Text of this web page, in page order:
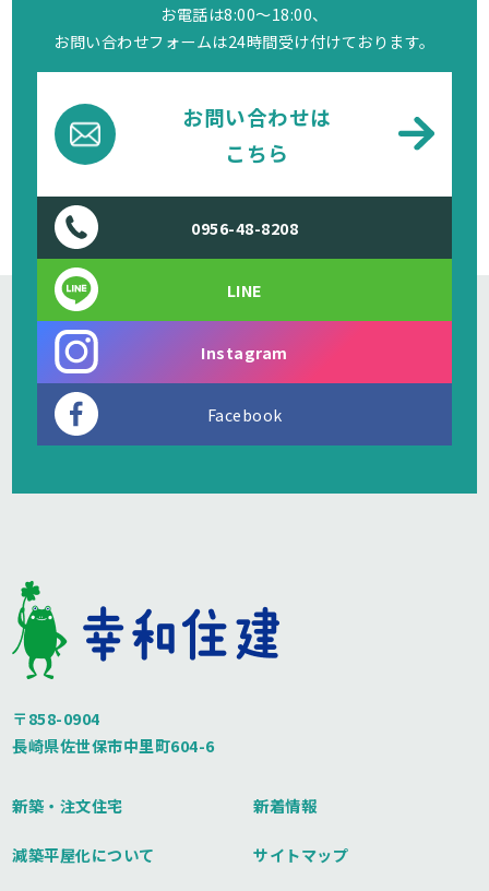
お電話は8:00～18:00、
お問い合わせフォームは24時間受け付けております。
お問い合わせは
こちら
0956-48-8208
LINE
Instagram
Facebook
〒858-0904
長崎県佐世保市中里町604-6
新築・注文住宅
減築平屋化について
新着情報
サイトマップ